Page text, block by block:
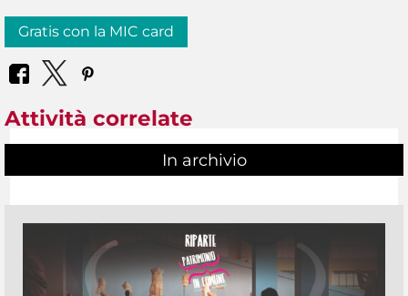
Gratis con la MIC card
Attività correlate
In archivio